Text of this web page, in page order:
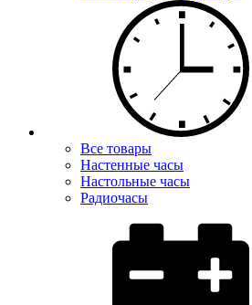
Все товары
Настенные часы
Настольные часы
Радиочасы